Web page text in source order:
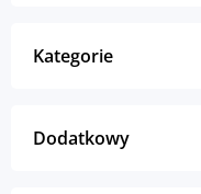
Kategorie
Dodatkowy